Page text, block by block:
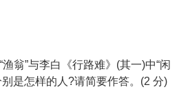
翁”与李白《行路难》(其一)中“闲
是怎样的人?请简要作答。(2 分)